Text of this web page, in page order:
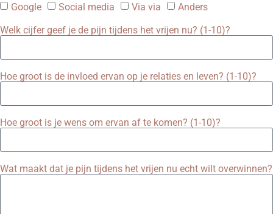
Google
Social media Via via Anders
Welk cijfer geef je de pijn tijdens het vrijen nu? (1-10)?
Hoe groot is de invloed ervan op je relaties en leven? (1-10)?
Hoe groot is je wens om ervan af te komen? (1-10)?
Wat maakt dat je pijn tijdens het vrijen nu echt wilt overwinnen?